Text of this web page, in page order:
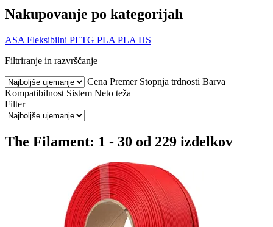
Nakupovanje po kategorijah
ASA Fleksibilni PETG PLA PLA HS
Filtriranje in razvrščanje
Cena Premer Stopnja trdnosti Barva
Kompatibilnost Sistem Neto teža
Filter
The Filament: 1 - 30 od 229 izdelkov